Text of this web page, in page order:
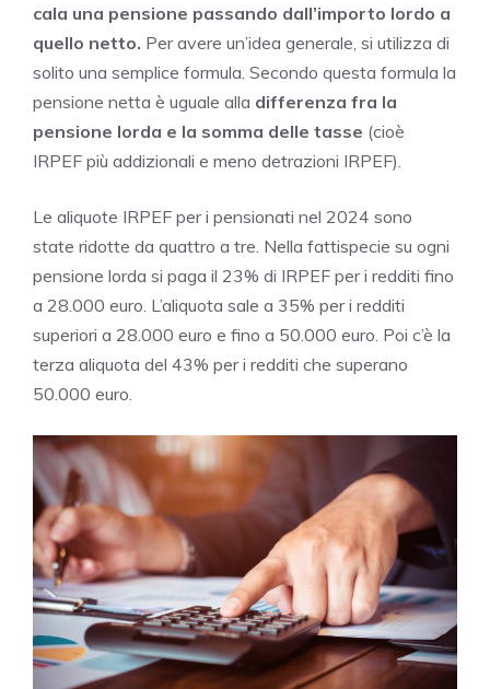
cala una pensione passando dall’importo lordo a
quello netto. Per avere un’idea generale, si utilizza di
solito una semplice formula. Secondo questa formula la
pensione netta è uguale alla differenza fra la
pensione lorda e la somma delle tasse (cioè
IRPEF più addizionali e meno detrazioni IRPEF).
Le aliquote IRPEF per i pensionati nel 2024 sono
state ridotte da quattro a tre. Nella fattispecie su ogni
pensione lorda si paga il 23% di IRPEF per i redditi fino
a 28.000 euro. L’aliquota sale a 35% per i redditi
superiori a 28.000 euro e fino a 50.000 euro. Poi c’è la
terza aliquota del 43% per i redditi che superano
50.000 euro.